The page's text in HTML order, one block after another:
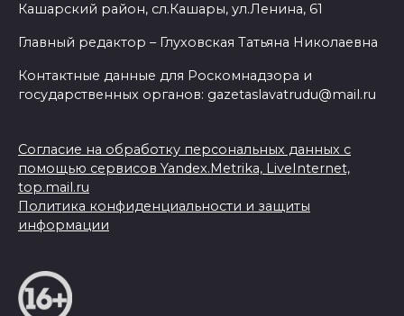
Кашарский район, сл.Кашары, ул.Ленина, 61
Главный редактор – Глуховская Татьяна Николаевна
Контактные данные для Роскомнадзора и
государственных органов: gazetaslavatrudu@mail.ru
Согласие на обработку персональных данных с
помощью сервисов Yandex.Metrika, LiveInternet,
top.mail.ru
Политика конфиденциальности и защиты
информации